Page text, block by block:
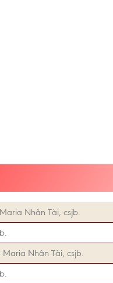
Nhân Tài, csjb.
Maria Nhân Tài, csjb.